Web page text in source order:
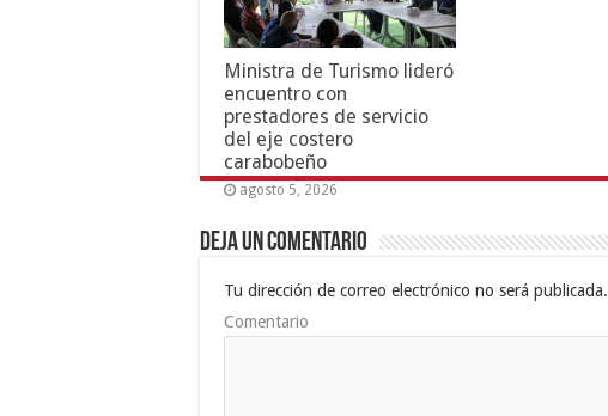
Ministra de Turismo lideró
encuentro con
prestadores de servicio
del eje costero
carabobeño
agosto 5, 2026
Deja un comentario
Tu dirección de correo electrónico no será publicada.
Comentario